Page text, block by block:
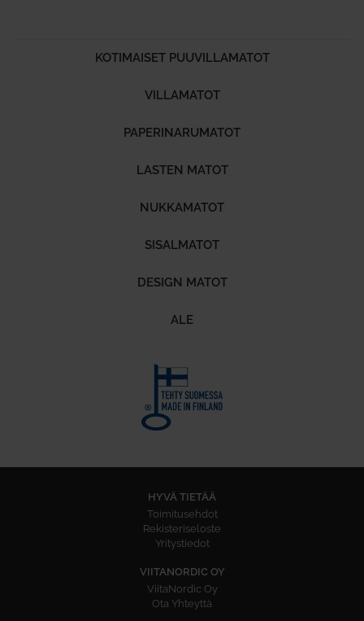
KOTIMAISET PUUVILLAMATOT
VILLAMATOT
PAPERINARUMATOT
LASTEN MATOT
NUKKAMATOT
SISALMATOT
DESIGN MATOT
ALE
HYVÄ TIETÄÄ
Toimitusehdot
Rekisteriseloste
Yritystiedot
VIITANORDIC OY
ViitaNordic Oy
Ota Yhteyttä